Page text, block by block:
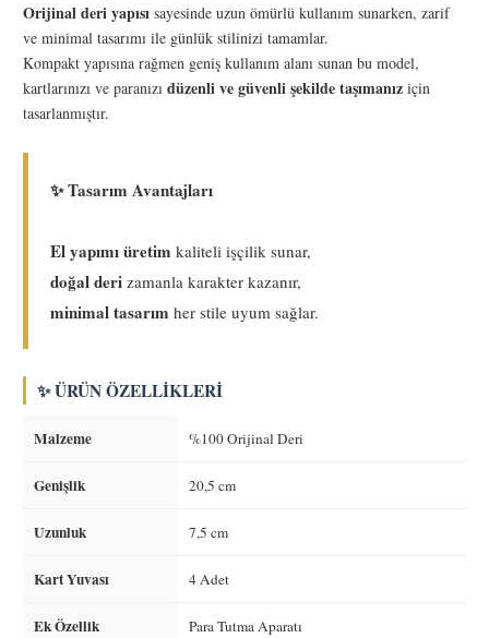
Orijinal deri yapısı sayesinde uzun ömürlü kullanım sunarken, zarif
ve minimal tasarımı ile günlük stilinizi tamamlar.
Kompakt yapısına rağmen geniş kullanım alanı sunan bu model,
kartlarınızı ve paranızı düzenli ve güvenli şekilde taşımanız için
tasarlanmıştır.
✨ Tasarım Avantajları
El yapımı üretim kaliteli işçilik sunar,
doğal deri zamanla karakter kazanır,
minimal tasarım her stile uyum sağlar.
✨ ÜRÜN ÖZELLIKLERI
Malzeme %100 Orijinal Deri
Genişlik 20,5 cm
Uzunluk 7,5 cm
Kart Yuvası 4 Adet
Ek Özellik Para Tutma Aparatı